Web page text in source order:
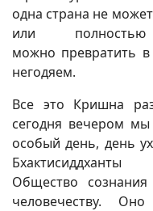
одна страна не
или
можно превратить в
негодяем.
Все это Кришна
сегодня вечером
особый день, день
Общество
человечеству.